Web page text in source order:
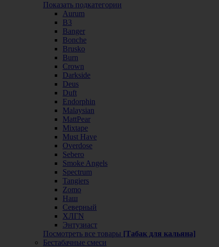
Показать подкатегории
Aurum
B3
Banger
Bonche
Brusko
Burn
Crown
Darkside
Deus
Duft
Endorphin
Malaysian
MattPear
Mixtape
Must Have
Overdose
Sebero
Smoke Angels
Spectrum
Tangiers
Zomo
Наш
Северный
ХЛГN
Энтузиаст
Посмотреть все товары [Табак для кальяна]
Бестабачные смеси